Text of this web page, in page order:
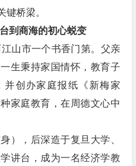
键桥梁。
到商海的初心蜕变
山市一个书香门第。父亲
生秉持家国情怀，教育子
并创办家庭报纸《新梅家
家庭教育，在周德文心中
），后深造于复旦大学、
讲台，成为一名经济学教